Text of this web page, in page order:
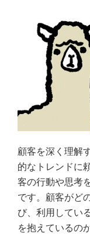
顧客を深く理解
的なトレンドに
客の行動や思考
です。顧客がど
び、利用してい
を抱えているの